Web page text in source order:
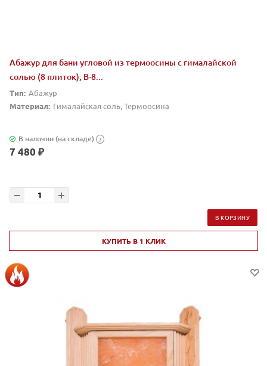
Абажур для бани угловой из термоосины с гималайской
солью (8 плиток), В-8...
Тип: Абажур
Материал: Гималайская соль, Термоосина
В наличии (на складе) ?
7 480 ₽
В КОРЗИНУ
КУПИТЬ В 1 КЛИК